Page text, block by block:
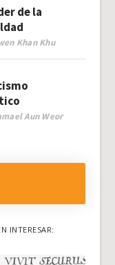
de la
Khan Khu
Aun Weor
INTERESAR: